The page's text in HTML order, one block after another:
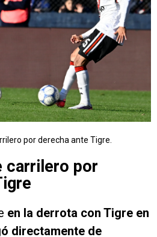
por derecha ante Tigre.
carrilero por
en la derrota con Tigre en
directamente de